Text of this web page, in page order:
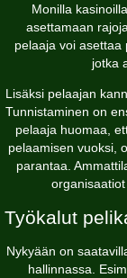
Monilla
asettamaan
pelaaja voi asettaa
jotka
Lisäksi pelaajan
Tunnistaminen on
pelaaja huomaa,
pelaamisen vuoksi,
parantaa.
Työkalut
Nykyään on
hallinnassa.